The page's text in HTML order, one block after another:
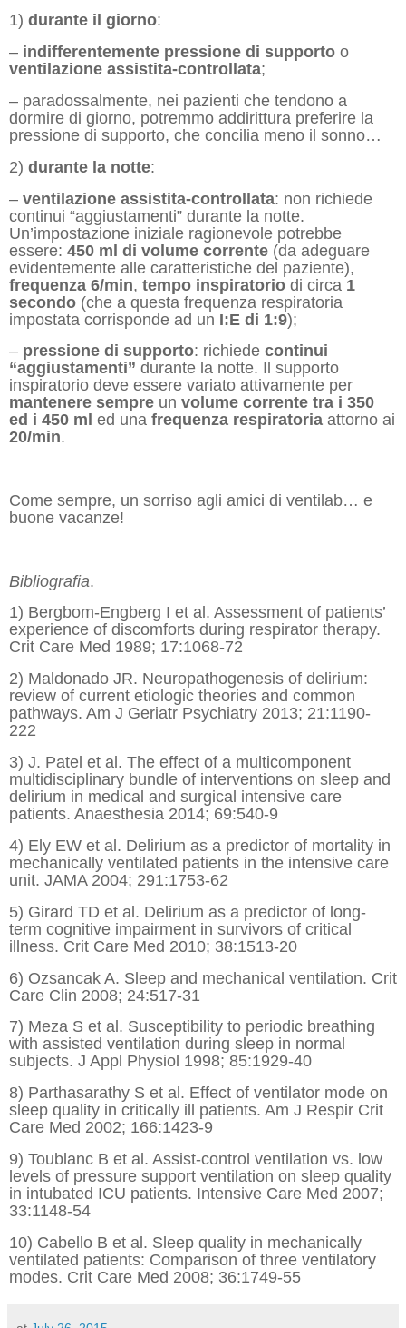
1) durante il giorno:
– indifferentemente pressione di supporto o
ventilazione assistita-controllata;
– paradossalmente, nei pazienti che tendono a
dormire di giorno, potremmo addirittura preferire la
pressione di supporto, che concilia meno il sonno…
2) durante la notte:
– ventilazione assistita-controllata: non richiede
continui “aggiustamenti” durante la notte.
Un’impostazione iniziale ragionevole potrebbe
essere: 450 ml di volume corrente (da adeguare
evidentemente alle caratteristiche del paziente),
frequenza 6/min, tempo inspiratorio di circa 1
secondo (che a questa frequenza respiratoria
impostata corrisponde ad un I:E di 1:9);
– pressione di supporto: richiede continui
“aggiustamenti” durante la notte. Il supporto
inspiratorio deve essere variato attivamente per
mantenere sempre un volume corrente tra i 350
ed i 450 ml ed una frequenza respiratoria attorno ai
20/min.
Come sempre, un sorriso agli amici di ventilab… e
buone vacanze!
Bibliografia.
1) Bergbom-Engberg I et al. Assessment of patients’
experience of discomforts during respirator therapy.
Crit Care Med 1989; 17:1068-72
2) Maldonado JR. Neuropathogenesis of delirium:
review of current etiologic theories and common
pathways. Am J Geriatr Psychiatry 2013; 21:1190-
222
3) J. Patel et al. The effect of a multicomponent
multidisciplinary bundle of interventions on sleep and
delirium in medical and surgical intensive care
patients. Anaesthesia 2014; 69:540-9
4) Ely EW et al. Delirium as a predictor of mortality in
mechanically ventilated patients in the intensive care
unit. JAMA 2004; 291:1753-62
5) Girard TD et al. Delirium as a predictor of long-
term cognitive impairment in survivors of critical
illness. Crit Care Med 2010; 38:1513-20
6) Ozsancak A. Sleep and mechanical ventilation. Crit
Care Clin 2008; 24:517-31
7) Meza S et al. Susceptibility to periodic breathing
with assisted ventilation during sleep in normal
subjects. J Appl Physiol 1998; 85:1929-40
8) Parthasarathy S et al. Effect of ventilator mode on
sleep quality in critically ill patients. Am J Respir Crit
Care Med 2002; 166:1423-9
9) Toublanc B et al. Assist-control ventilation vs. low
levels of pressure support ventilation on sleep quality
in intubated ICU patients. Intensive Care Med 2007;
33:1148-54
10) Cabello B et al. Sleep quality in mechanically
ventilated patients: Comparison of three ventilatory
modes. Crit Care Med 2008; 36:1749-55